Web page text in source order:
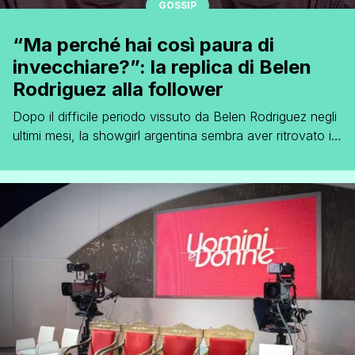
GOSSIP
“Ma perché hai così paura di
invecchiare?”: la replica di Belen
Rodriguez alla follower
Dopo il difficile periodo vissuto da Belen Rodriguez negli
ultimi mesi, la showgirl argentina sembra aver ritrovato il
vicinanza della sua famiglia, degli ex compagni Stefano
de Martino e Antonino Spinalbese e al nuovo fidanzato,
che le è stato sempre accanto. Dopo che il periodo più